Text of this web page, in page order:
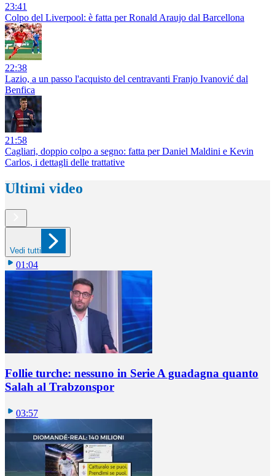
23:41
Colpo del Liverpool: è fatta per Ronald Araujo dal Barcellona
22:38
Lazio, a un passo l'acquisto del centravanti Franjo Ivanović dal
Benfica
21:58
Cagliari, doppio colpo a segno: fatta per Daniel Maldini e Kevin
Carlos, i dettagli delle trattative
Ultimi video
Vedi tutti
01:04
Follie turche: nessuno in Serie A guadagna quanto
Salah al Trabzonspor
03:57